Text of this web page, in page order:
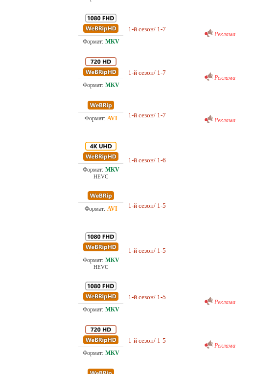
1-й сезон/ 1-7
Реклама
1-й сезон/ 1-7
Реклама
1-й сезон/ 1-7
Реклама
HEVC
1-й сезон/ 1-6
1-й сезон/ 1-5
HEVC
1-й сезон/ 1-5
1-й сезон/ 1-5
Реклама
1-й сезон/ 1-5
Реклама